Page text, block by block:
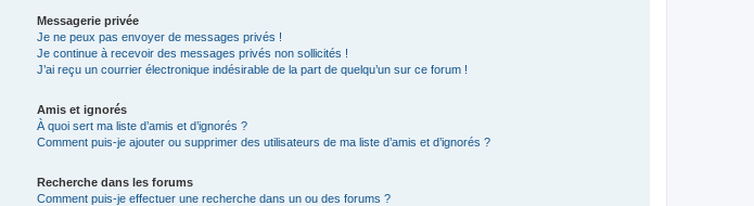
Messagerie privée
Je ne peux pas envoyer de messages privés !
Je continue à recevoir des messages privés non sollicités !
J’ai reçu un courrier électronique indésirable de la part de quelqu’un sur ce forum !
Amis et ignorés
À quoi sert ma liste d’amis et d’ignorés ?
Comment puis-je ajouter ou supprimer des utilisateurs de ma liste d’amis et d’ignorés ?
Recherche dans les forums
Comment puis-je effectuer une recherche dans un ou des forums ?